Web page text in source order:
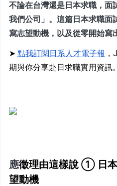
不論在台灣還是日本求職，面
我們公司」。這篇日本求職面
寫志望動機，以及從零開始寫
➤ 點我訂閱日系人才電子報
期與你分享赴日求職實用資訊。
應徵理由這樣說 ① 日
望動機